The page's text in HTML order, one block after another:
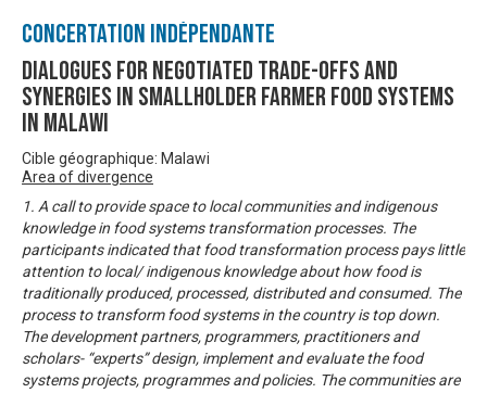
Concertation Indépendante
DIALOGUES FOR NEGOTIATED TRADE-OFFS AND
SYNERGIES IN SMALLHOLDER FARMER FOOD SYSTEMS
IN MALAWI
Cible géographique: Malawi
Area of divergence
1. A call to provide space to local communities and indigenous
knowledge in food systems transformation processes. The
participants indicated that food transformation process pays little
attention to local/ indigenous knowledge about how food is
traditionally produced, processed, distributed and consumed. The
process to transform food systems in the country is top down.
The development partners, programmers, practitioners and
scholars- “experts” design, implement and evaluate the food
systems projects, programmes and policies. The communities are